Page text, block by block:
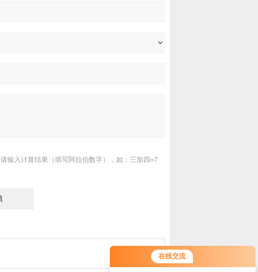
在线交流
请输入计算结果（填写阿拉伯数字），如：三加四=7